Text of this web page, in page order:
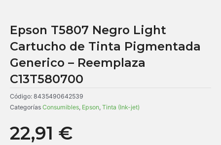
Epson T5807 Negro Light
Cartucho de Tinta Pigmentada
Generico – Reemplaza
C13T580700
Código: 8435490642539
Categorías Consumibles, Epson, Tinta (Ink-jet)
22,91 €